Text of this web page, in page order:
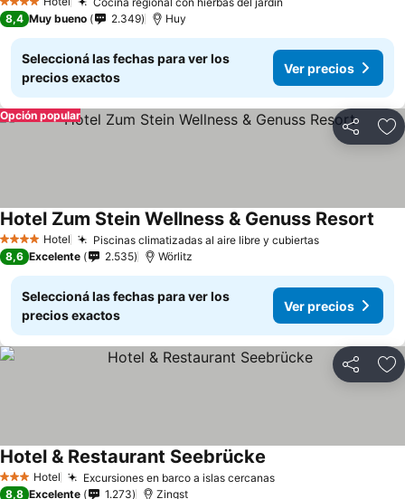
4 Estrellas
8,4 Muy bueno 2.349 Huy
Seleccioná las fechas para ver los
precios exactos
Ver precios
Compartir
Opción popular
4 EstrellasHotel Piscinas climatizadas al aire libre y cubiertas
Hotel Zum Stein Wellness & Genuss Resort
8,6 Excelente 2.535 Wörlitz
Seleccioná las fechas para ver los
precios exactos
Ver precios
Compartir
3 Estrellas
Hotel Excursiones en barco a islas cercanas
Hotel & Restaurant Seebrücke
8,8 Excelente 1.273 Zingst